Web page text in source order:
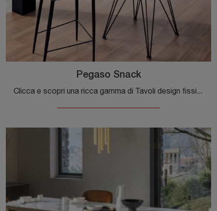
Pegaso Snack
Clicca e scopri una ricca gamma di Tavoli design fissi da cucina! Il modello Pegaso Snack di Riflessi ti aspetta.